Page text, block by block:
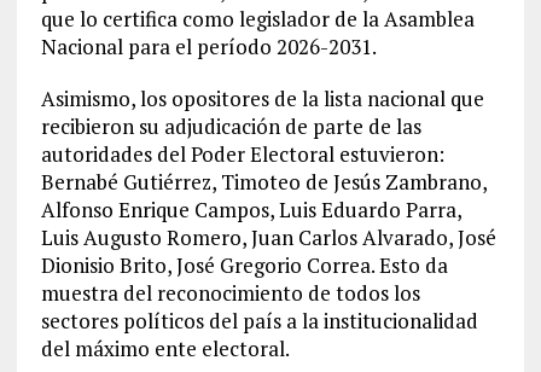
que lo certifica como legislador de la Asamblea
Nacional para el período 2026-2031.
Asimismo, los opositores de la lista nacional que
recibieron su adjudicación de parte de las
autoridades del Poder Electoral estuvieron:
Bernabé Gutiérrez, Timoteo de Jesús Zambrano,
Alfonso Enrique Campos, Luis Eduardo Parra,
Luis Augusto Romero, Juan Carlos Alvarado, José
Dionisio Brito, José Gregorio Correa. Esto da
muestra del reconocimiento de todos los
sectores políticos del país a la institucionalidad
del máximo ente electoral.